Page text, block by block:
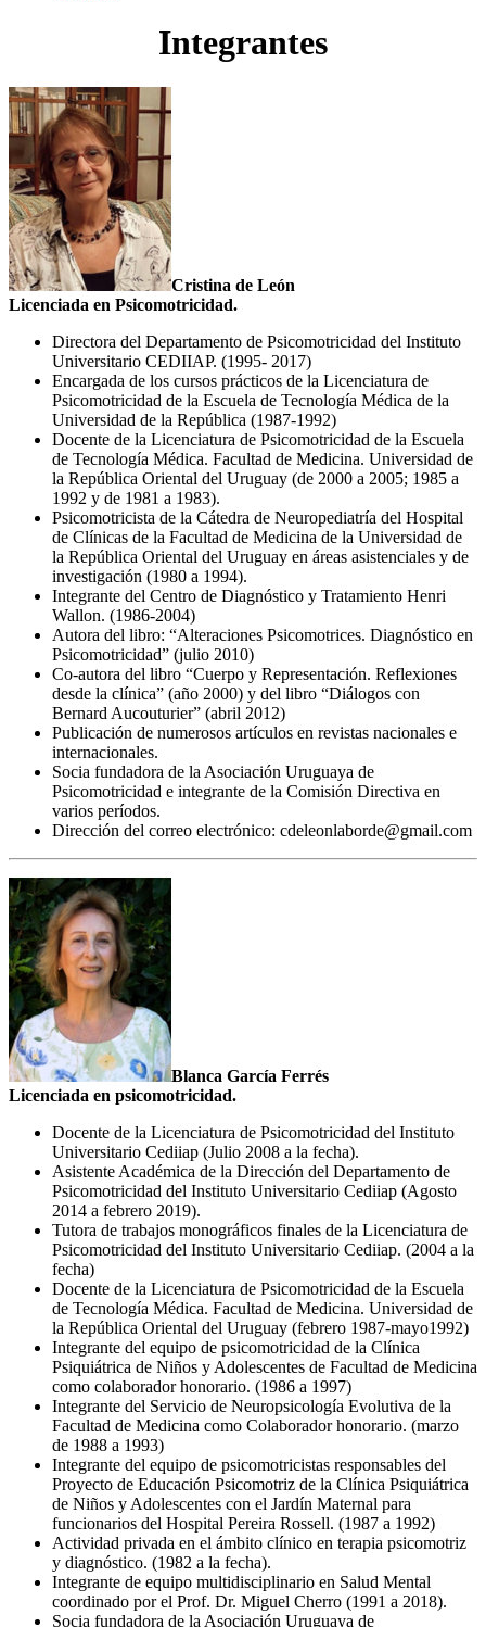
Integrantes
Cristina de León
Licenciada en Psicomotricidad.
Directora del Departamento de Psicomotricidad del Instituto
Universitario CEDIIAP. (1995- 2017)
Encargada de los cursos prácticos de la Licenciatura de
Psicomotricidad de la Escuela de Tecnología Médica de la
Universidad de la República (1987-1992)
Docente de la Licenciatura de Psicomotricidad de la Escuela
de Tecnología Médica. Facultad de Medicina. Universidad de
la República Oriental del Uruguay (de 2000 a 2005; 1985 a
1992 y de 1981 a 1983).
Psicomotricista de la Cátedra de Neuropediatría del Hospital
de Clínicas de la Facultad de Medicina de la Universidad de
la República Oriental del Uruguay en áreas asistenciales y de
investigación (1980 a 1994).
Integrante del Centro de Diagnóstico y Tratamiento Henri
Wallon. (1986-2004)
Autora del libro: “Alteraciones Psicomotrices. Diagnóstico en
Psicomotricidad” (julio 2010)
Co-autora del libro “Cuerpo y Representación. Reflexiones
desde la clínica” (año 2000) y del libro “Diálogos con
Bernard Aucouturier” (abril 2012)
Publicación de numerosos artículos en revistas nacionales e
internacionales.
Socia fundadora de la Asociación Uruguaya de
Psicomotricidad e integrante de la Comisión Directiva en
varios períodos.
Dirección del correo electrónico: cdeleonlaborde@gmail.com
Blanca García Ferrés
Licenciada en psicomotricidad.
Docente de la Licenciatura de Psicomotricidad del Instituto
Universitario Cediiap (Julio 2008 a la fecha).
Asistente Académica de la Dirección del Departamento de
Psicomotricidad del Instituto Universitario Cediiap (Agosto
2014 a febrero 2019).
Tutora de trabajos monográficos finales de la Licenciatura de
Psicomotricidad del Instituto Universitario Cediiap. (2004 a la
fecha)
Docente de la Licenciatura de Psicomotricidad de la Escuela
de Tecnología Médica. Facultad de Medicina. Universidad de
la República Oriental del Uruguay (febrero 1987-mayo1992)
Integrante del equipo de psicomotricidad de la Clínica
Psiquiátrica de Niños y Adolescentes de Facultad de Medicina
como colaborador honorario. (1986 a 1997)
Integrante del Servicio de Neuropsicología Evolutiva de la
Facultad de Medicina como Colaborador honorario. (marzo
de 1988 a 1993)
Integrante del equipo de psicomotricistas responsables del
Proyecto de Educación Psicomotriz de la Clínica Psiquiátrica
de Niños y Adolescentes con el Jardín Maternal para
funcionarios del Hospital Pereira Rossell. (1987 a 1992)
Actividad privada en el ámbito clínico en terapia psicomotriz
y diagnóstico. (1982 a la fecha).
Integrante de equipo multidisciplinario en Salud Mental
coordinado por el Prof. Dr. Miguel Cherro (1991 a 2018).
Socia fundadora de la Asociación Uruguaya de